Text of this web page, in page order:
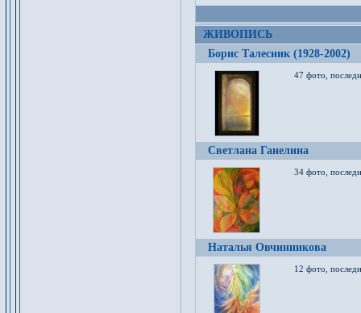
ЖИВОПИСЬ
Борис Талесник (1928-2002)
47 фото,
Светлана Ганелина
34 фото,
Наталья Овчинникова
12 фото,